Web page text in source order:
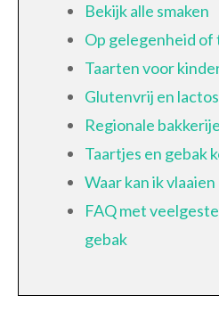
Bekijk alle smaken
Op gelegenheid of
Taarten voor
Glutenvrij en
Regionale
Taartjes en gebak
Waar kan ik
FAQ met
gebak